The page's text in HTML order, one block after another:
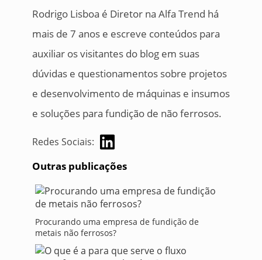
Rodrigo Lisboa é Diretor na Alfa Trend há
mais de 7 anos e escreve conteúdos para
auxiliar os visitantes do blog em suas
dúvidas e questionamentos sobre projetos
e desenvolvimento de máquinas e insumos
e soluções para fundição de não ferrosos.
Redes Sociais:
Outras publicações
Procurando uma empresa de fundição de
metais não ferrosos?